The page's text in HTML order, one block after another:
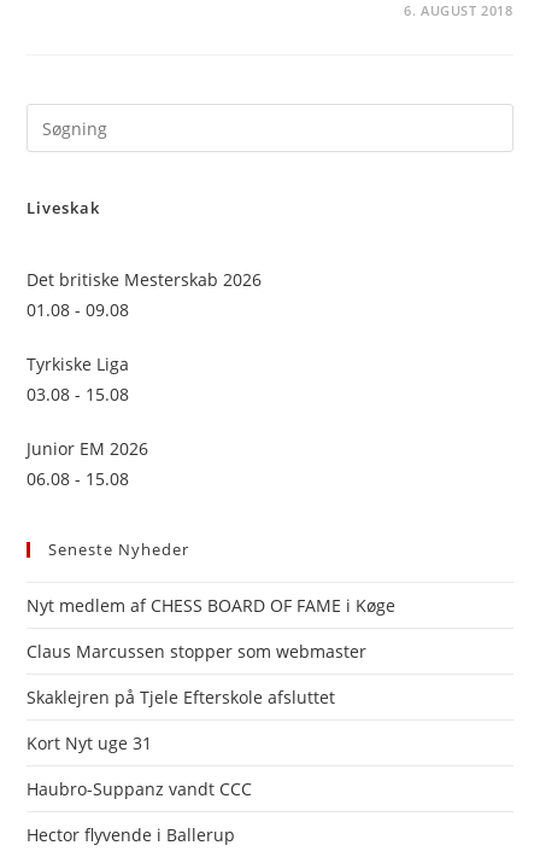
6. AUGUST 2018
Liveskak
Det britiske Mesterskab 2026
01.08 - 09.08
Tyrkiske Liga
03.08 - 15.08
Junior EM 2026
06.08 - 15.08
Seneste Nyheder
Nyt medlem af CHESS BOARD OF FAME i Køge
Claus Marcussen stopper som webmaster
Skaklejren på Tjele Efterskole afsluttet
Kort Nyt uge 31
Haubro-Suppanz vandt CCC
Hector flyvende i Ballerup